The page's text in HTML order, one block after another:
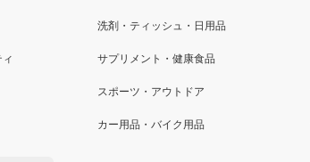
洗剤・ティッシュ・日用品
サプリメント・健康食品
スポーツ・アウトドア
カー用品・バイク用品